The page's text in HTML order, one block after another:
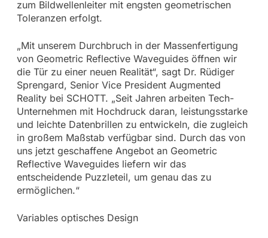
zum Bildwellenleiter mit engsten geometrischen
Toleranzen erfolgt.
„Mit unserem Durchbruch in der Massenfertigung
von Geometric Reflective Waveguides öffnen wir
die Tür zu einer neuen Realität“, sagt Dr. Rüdiger
Sprengard, Senior Vice President Augmented
Reality bei SCHOTT. „Seit Jahren arbeiten Tech-
Unternehmen mit Hochdruck daran, leistungsstarke
und leichte Datenbrillen zu entwickeln, die zugleich
in großem Maßstab verfügbar sind. Durch das von
uns jetzt geschaffene Angebot an Geometric
Reflective Waveguides liefern wir das
entscheidende Puzzleteil, um genau das zu
ermöglichen.“
Variables optisches Design